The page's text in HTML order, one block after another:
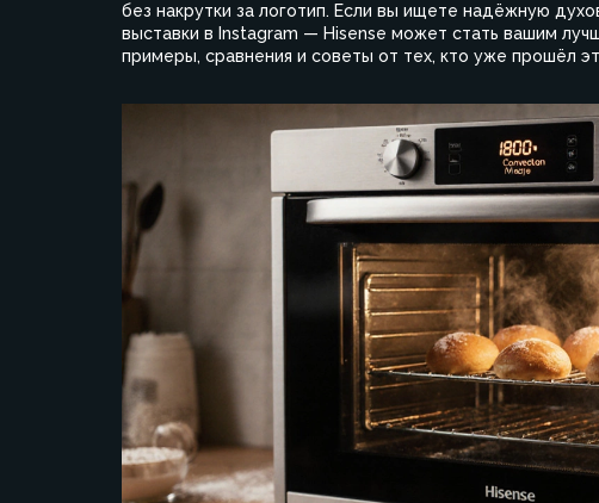
без накрутки за логотип. Если вы ищете надёжную
выставки в Instagram — Hisense может стать вашим
примеры, сравнения и советы от тех, кто уже прошёл